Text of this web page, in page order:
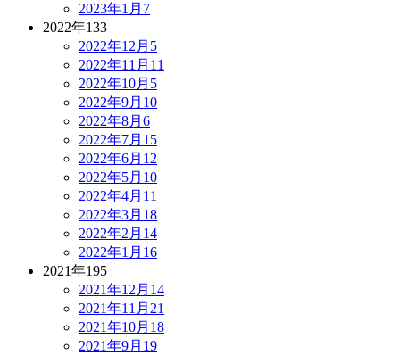
2023年1月 7
2022年133
2022年12月 5
2022年11月 11
2022年10月 5
2022年9月 10
2022年8月 6
2022年7月 15
2022年6月 12
2022年5月 10
2022年4月 11
2022年3月 18
2022年2月 14
2022年1月 16
2021年195
2021年12月 14
2021年11月 21
2021年10月 18
2021年9月 19